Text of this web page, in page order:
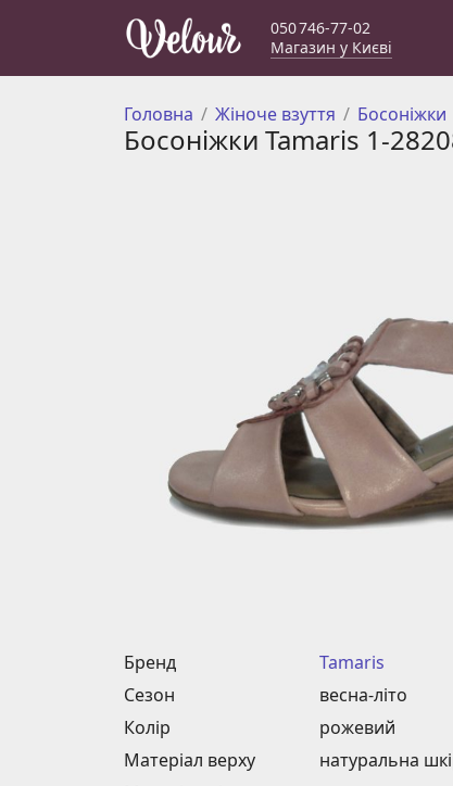
050 746-77-02
Магазин у Києві
Головна Жіноче взуття Босоніжки
Босоніжки Tamaris 1-
Бренд
Tamaris
Сезон
весна-літо
Колір
рожевий
Матеріал верху
натуральна